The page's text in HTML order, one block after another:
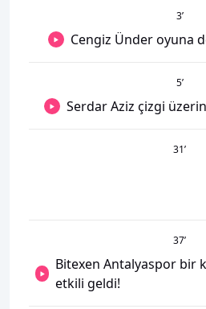
3’
Cengiz Ünder oyuna
5’
Serdar Aziz çizgi
31’
37’
Bitexen Antalyaspor bir
etkili geldi!